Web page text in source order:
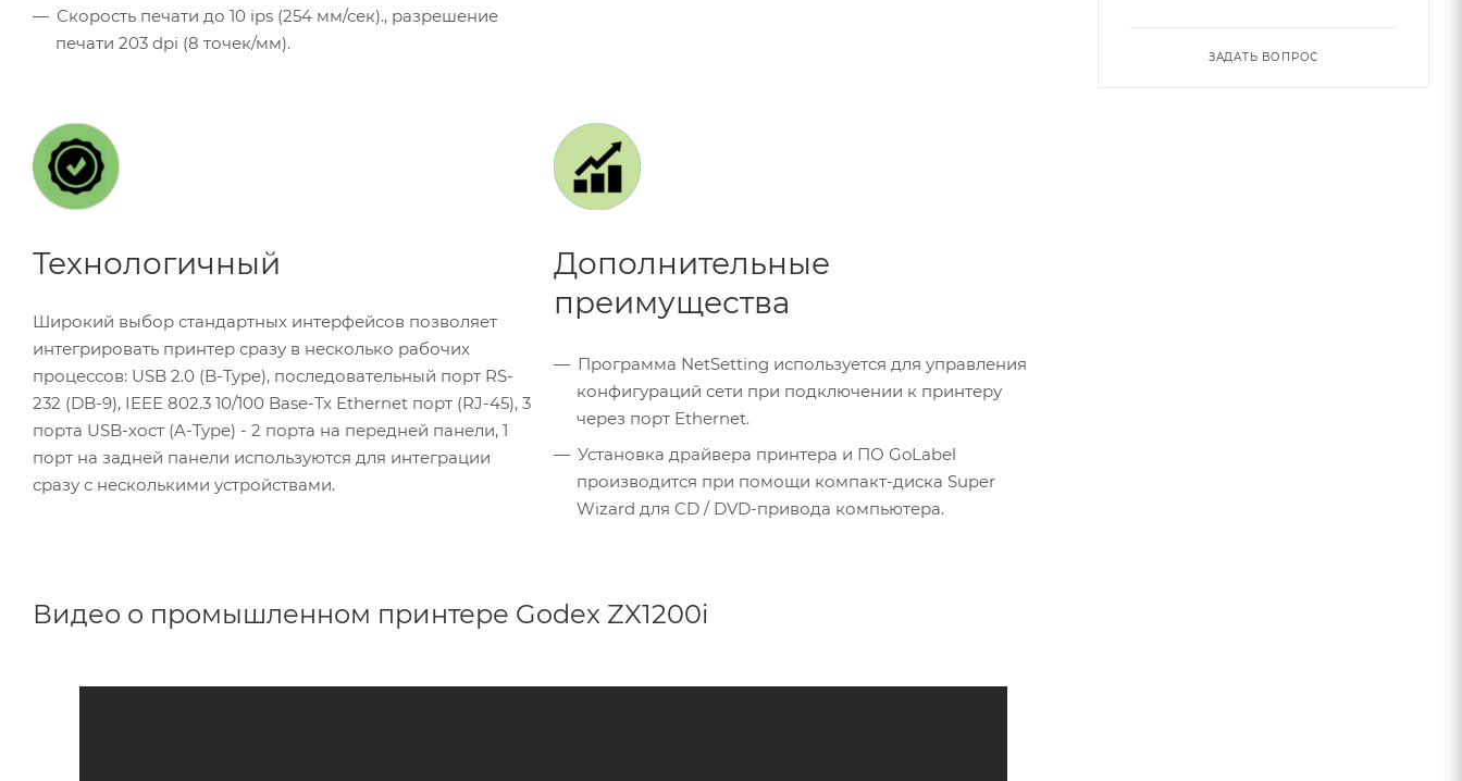
Скорость печати до 10 ips (254 мм/сек)., разрешение
печати 203 dpi (8 точек/мм).
Технологичный
Широкий выбор стандартных интерфейсов позволяет
интегрировать принтер сразу в несколько рабочих
процессов: USB 2.0 (B-Type), последовательный порт RS-
232 (DB-9), IEEE 802.3 10/100 Base-Tx Ethernet порт (RJ-45), 3
порта USB-хост (A-Type) - 2 порта на передней панели, 1
порт на задней панели используются для интеграции
сразу с несколькими устройствами.
Дополнительные
преимущества
Программа NetSetting используется для управления
конфигураций сети при подключении к принтеру
через порт Ethernet.
Установка драйвера принтера и ПО GoLabel
производится при помощи компакт-диска Super
Wizard для CD / DVD-привода компьютера.
Видео о промышленном принтере Godex ZX1200i
ЗАДАТЬ ВОПРОС